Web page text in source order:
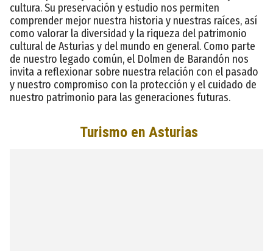
cultura. Su preservación y estudio nos permiten
comprender mejor nuestra historia y nuestras raíces, así
como valorar la diversidad y la riqueza del patrimonio
cultural de Asturias y del mundo en general. Como parte
de nuestro legado común, el Dolmen de Barandón nos
invita a reflexionar sobre nuestra relación con el pasado
y nuestro compromiso con la protección y el cuidado de
nuestro patrimonio para las generaciones futuras.